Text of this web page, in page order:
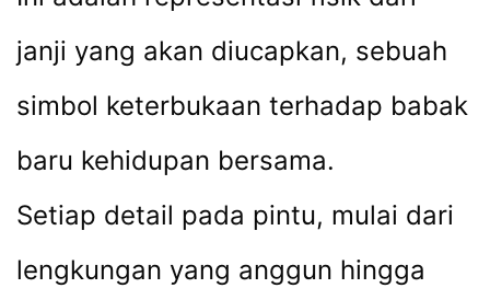
janji yang akan diucapkan, sebuah
simbol keterbukaan terhadap babak
baru kehidupan bersama.
Setiap detail pada pintu, mulai dari
lengkungan yang anggun hingga